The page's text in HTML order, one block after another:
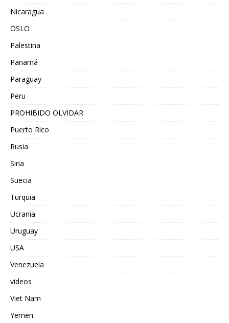
Nicaragua
OSLO
Palestina
Panamá
Paraguay
Peru
PROHIBIDO OLVIDAR
Puerto Rico
Rusia
Siria
Suecia
Turquia
Ucrania
Uruguay
USA
Venezuela
videos
Viet Nam
Yemen